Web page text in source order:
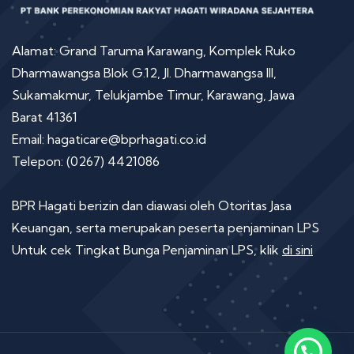
Alamat: Grand Taruma Karawang, Komplek Ruko
Dharmawangsa Blok G.12, Jl. Dharmawangsa III,
Sukamakmur, Telukjambe Timur, Karawang, Jawa
Barat 41361
Email: hagaticare@bprhagati.co.id
Telepon: (0267) 4421086
BPR Hagati berizin dan diawasi oleh Otoritas Jasa
Keuangan, serta merupakan peserta penjaminan LPS
Untuk cek Tingkat Bunga Penjaminan LPS, klik di sini